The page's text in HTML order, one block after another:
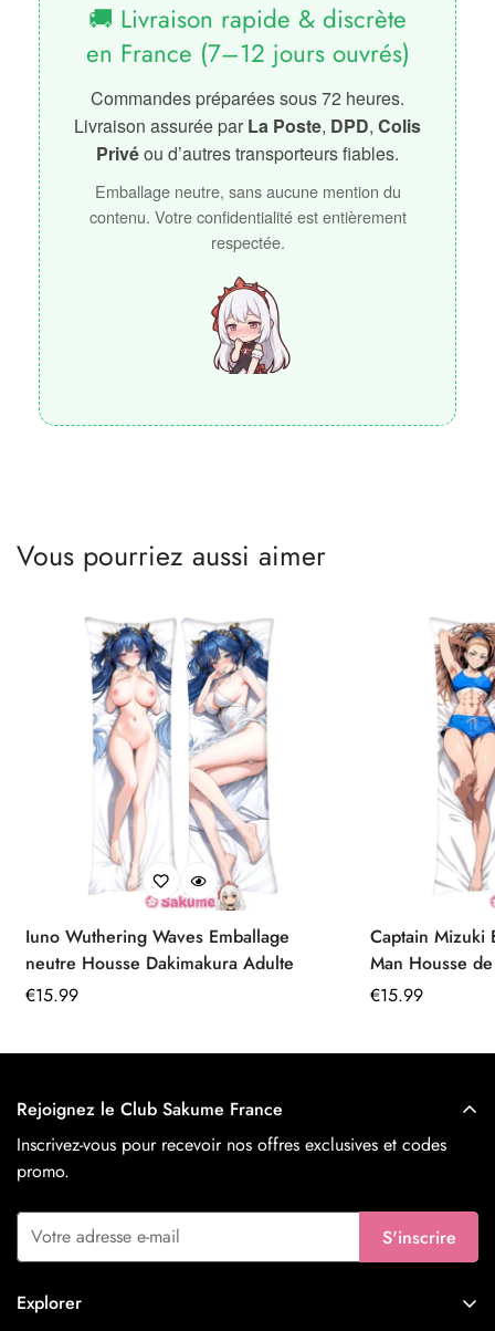
🚚 Livraison rapide & discrète
en France (7–12 jours ouvrés)
Commandes préparées sous 72 heures.
Livraison assurée par La Poste, DPD, Colis
Privéou d’autres transporteurs fiables.
Emballage neutre, sans aucune mention du
contenu. Votre confidentialité est entièrement
respectée.
Vous pourriez aussi aimer
Iuno Wuthering Waves Emballage
neutre Housse Dakimakura Adulte
Prix
€15.99
Captain Mizuki
Man Housse de Dakimakura 160x50
Peau de Pêche
Prix
€15.99
Rejoignez le Club Sakume France
Inscrivez-vous pour recevoir nos offres exclusives et codes
promo.
S'inscrire
Explorer